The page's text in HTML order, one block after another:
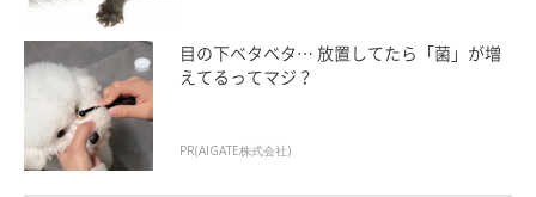
目の下ベタベタ… 放置してたら「菌」が増
えてるってマジ？
PR(AIGATE株式会社)